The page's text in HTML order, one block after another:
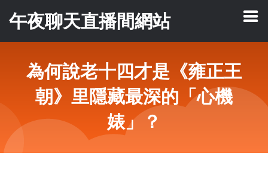
午夜聊天直播間網站
為何說老十四才是《雍正王
朝》里隱藏最深的「心機
婊」？